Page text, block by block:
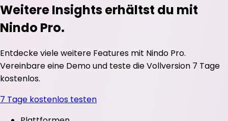
Weitere Insights erhältst du mit
Nindo Pro.
Entdecke viele weitere Features mit Nindo Pro.
Vereinbare eine Demo und teste die Vollversion 7 Tage
kostenlos.
7 Tage kostenlos testen